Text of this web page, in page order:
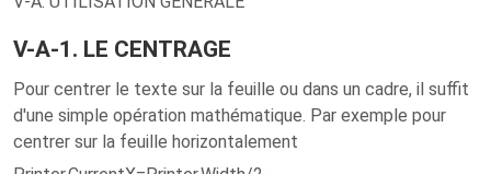
V-A-1. LE CENTRAGE
Pour centrer le texte sur la feuille ou dans un cadre, il suffit
d'une simple opération mathématique. Par exemple pour
centrer sur la feuille horizontalement